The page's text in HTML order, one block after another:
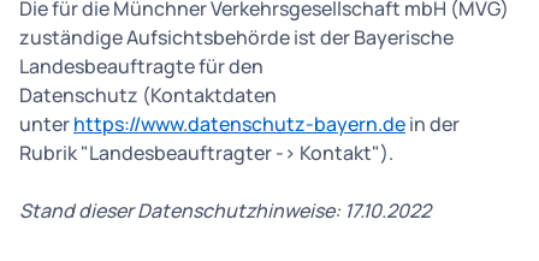
Die für die Münchner Verkehrsgesellschaft mbH (MVG)
zuständige Aufsichtsbehörde ist der Bayerische
Landesbeauftragte für den
Datenschutz (Kontaktdaten
unterhttps://www.datenschutz-bayern.dein der
Rubrik "Landesbeauftragter -> Kontakt").
Stand dieser Datenschutzhinweise: 17.10.2022